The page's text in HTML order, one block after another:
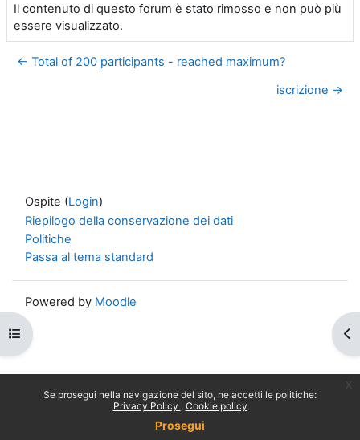
Se prosegui nella navigazione del sito, ne accetti le politiche:
Privacy Policy
Cookie policy
Prosegui
Apri indice del corso
Il contenuto di questo forum è stato rimosso e non può più
essere visualizzato.
← Total of 200 participants - reached maximum?
iscrizione →
Ospite (Login)
Riepilogo della conservazione dei dati
Politiche
Passa al tema standard
Powered by Moodle